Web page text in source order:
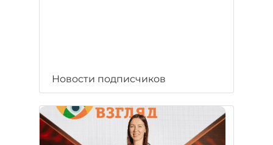
Новости подписчиков